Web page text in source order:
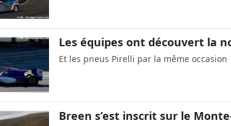
Les équipes ont découvert la
Et les pneus Pirelli par la même occasion
Breen s’est inscrit sur le